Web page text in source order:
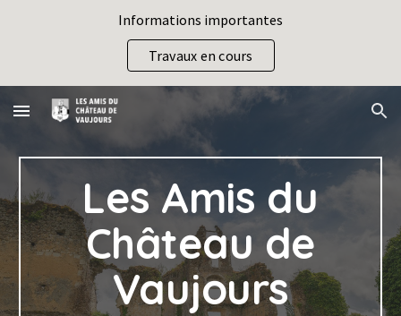
Informations importantes
Travaux en cours
Les Amis du
Château de
Vaujours